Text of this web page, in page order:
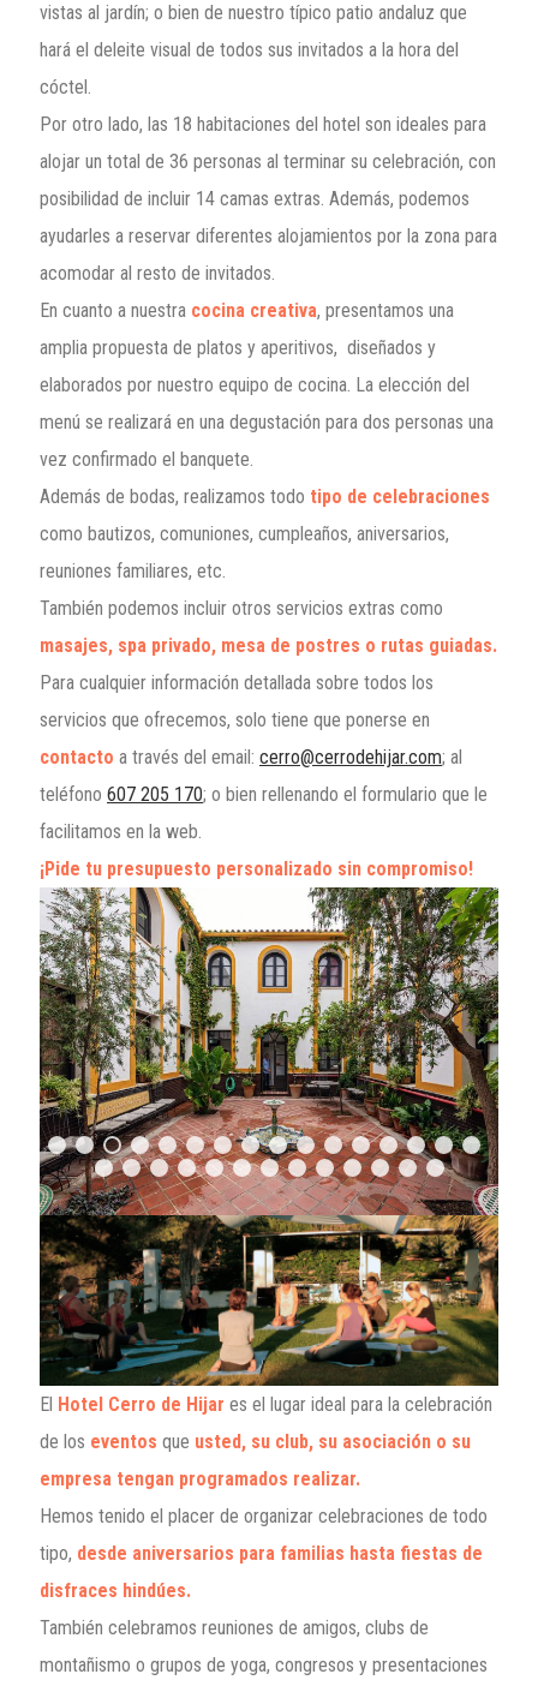
vistas al jardín; o bien de nuestro típico patio andaluz que
hará el deleite visual de todos sus invitados a la hora del
cóctel.
Por otro lado, las 18 habitaciones del hotel son ideales para
alojar un total de 36 personas al terminar su celebración, con
posibilidad de incluir 14 camas extras. Además, podemos
ayudarles a reservar diferentes alojamientos por la zona para
acomodar al resto de invitados.
En cuanto a nuestra cocina creativa, presentamos una
amplia propuesta de platos y aperitivos, diseñados y
elaborados por nuestro equipo de cocina. La elección del
menú se realizará en una degustación para dos personas una
vez confirmado el banquete.
Además de bodas, realizamos todo tipo de celebraciones
como bautizos, comuniones, cumpleaños, aniversarios,
reuniones familiares, etc.
También podemos incluir otros servicios extras como
masajes, spa privado, mesa de postres o rutas guiadas.
Para cualquier información detallada sobre todos los
servicios que ofrecemos, solo tiene que ponerse en
contacto a través del email: cerro@cerrodehijar.com; al
teléfono 607 205 170; o bien rellenando el formulario que le
facilitamos en la web.
¡Pide tu presupuesto personalizado sin compromiso!
El Hotel Cerro de Hijar es el lugar ideal para la celebración
de los eventos que usted, su club, su asociación o su
empresa tengan programados realizar.
Hemos tenido el placer de organizar celebraciones de todo
tipo, desde aniversarios para familias hasta fiestas de
disfraces hindúes.
También celebramos reuniones de amigos, clubs de
montañismo o grupos de yoga, congresos y presentaciones